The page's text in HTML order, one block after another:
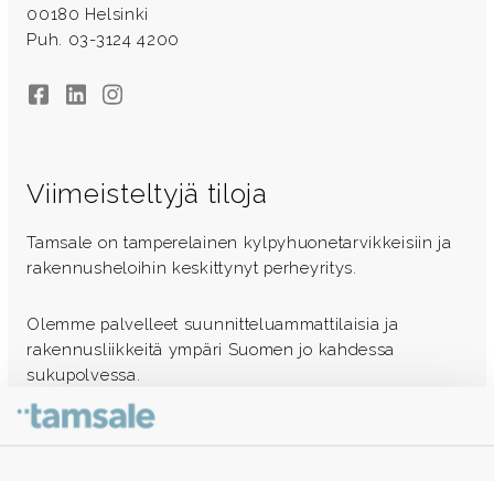
00180 Helsinki
Puh. 03-3124 4200
FacebookLinkedInInstagram
Viimeisteltyjä tiloja
Tamsale on tamperelainen kylpyhuonetarvikkeisiin ja
rakennusheloihin keskittynyt perheyritys.
Olemme palvelleet suunnitteluammattilaisia ja
rakennusliikkeitä ympäri Suomen jo kahdessa
sukupolvessa.
Ota yhteyttä - autamme mielellämme